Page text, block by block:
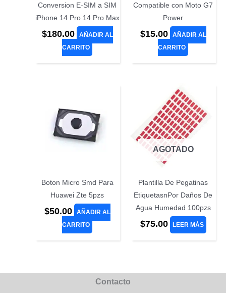
Conversion E-SIM a SIM
iPhone 14 Pro 14 Pro Max
$180.00
AÑADIR AL
CARRITO
Compatible con Moto G7
Power
$15.00
AÑADIR AL
CARRITO
Boton Micro Smd Para
Huawei Zte 5pzs
$50.00
AÑADIR AL
CARRITO
AGOTADO
Plantilla De Pegatinas
EtiquetasnPor Daños De
Agua Humedad 100pzs
$75.00 LEER MÁS
Contacto